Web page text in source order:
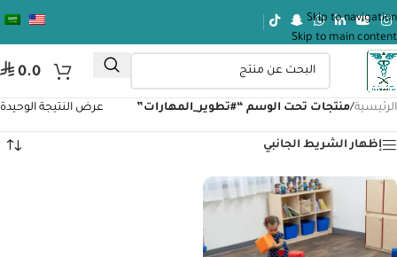
Skip to navigation
Skip to main content
⃁ 0.0
الرئيسية/منتجات تحت الوسم “#تطوير_المهارات” عرض النتيجة الوحيدة
إظهار الشريط الجانبي